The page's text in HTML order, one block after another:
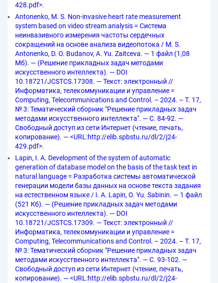
428.pdf>.
Antonenko, M. S. Non-invasive heart rate measurement
system based on video stream analysis = Система
неинвазивного измерения частоты сердечных
сокращений на основе анализа видеопотока / M. S.
Antonenko, D. O. Budanov, A. Yu. Zaitceva. — 1 файл (1,08
Мб). — (Решение прикладных задач методами
искусственного интеллекта). — DOI
10.18721/JCSTCS.17308. — Текст: электронный //
Информатика, телекоммуникации и управление =
Computing, Telecommunications and Control. – 2024. – Т. 17,
№ 3: Тематический сборник "Решение прикладных задач
методами искусственного интеллекта". — С. 84-92. —
Свободный доступ из сети Интернет (чтение, печать,
копирование). — <URL:http://elib.spbstu.ru/dl/2/j24-
429.pdf>.
Lapin, I. A. Development of the system of automatic
generation of database model on the basis of the task text in
natural language = Разработка системы автоматической
генерации модели базы данных на основе текста задания
на естественном языке / I. A. Lapin, O. Yu. Sabinin. — 1 файл
(521 Кб). — (Решение прикладных задач методами
искусственного интеллекта). — DOI
10.18721/JCSTCS.17309. — Текст: электронный //
Информатика, телекоммуникации и управление =
Computing, Telecommunications and Control. – 2024. – Т. 17,
№ 3: Тематический сборник "Решение прикладных задач
методами искусственного интеллекта". — С. 93-102. —
Свободный доступ из сети Интернет (чтение, печать,
копирование). — <URL:http://elib.spbstu.ru/dl/2/j24-